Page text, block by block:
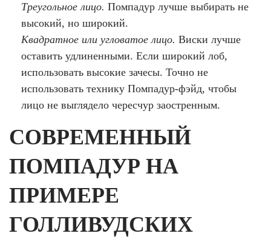
Треугольное лицо. Помпадур лучше выбирать не
высокий, но широкий.
Квадратное или угловатое лицо. Виски лучше
оставить удлиненными. Если широкий лоб,
использовать высокие зачесы. Точно не
использовать технику Помпадур-фэйд, чтобы
лицо не выглядело чересчур заостренным.
СОВРЕМЕННЫЙ
ПОМПАДУР НА
ПРИМЕРЕ
ГОЛЛИВУДСКИХ